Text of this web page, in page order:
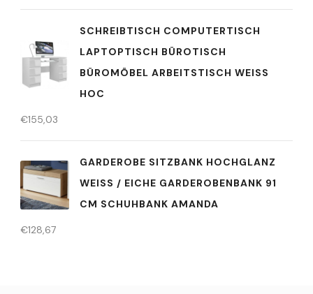
SCHREIBTISCH COMPUTERTISCH
LAPTOPTISCH BÜROTISCH
BÜROMÖBEL ARBEITSTISCH WEISS H
OC
€155,03
GARDEROBE SITZBANK HOCHGLANZ
WEISS / EICHE GARDEROBENBANK 91 C
M SCHUHBANK AMANDA
€128,67